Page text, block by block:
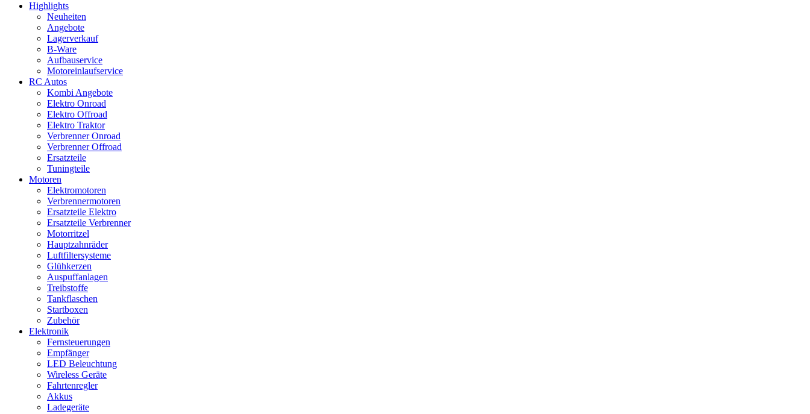
Highlights
Neuheiten
Angebote
Lagerverkauf
B-Ware
Aufbauservice
Motoreinlaufservice
RC Autos
Kombi Angebote
Elektro Onroad
Elektro Offroad
Elektro Traktor
Verbrenner Onroad
Verbrenner Offroad
Ersatzteile
Tuningteile
Motoren
Elektromotoren
Verbrennermotoren
Ersatzteile Elektro
Ersatzteile Verbrenner
Motorritzel
Hauptzahnräder
Luftfiltersysteme
Glühkerzen
Auspuffanlagen
Treibstoffe
Tankflaschen
Startboxen
Zubehör
Elektronik
Fernsteuerungen
Empfänger
LED Beleuchtung
Wireless Geräte
Fahrtenregler
Akkus
Ladegeräte